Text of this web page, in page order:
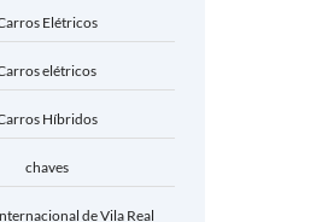
Elétricos
elétricos
Híbridos
chaves
de Vila Real